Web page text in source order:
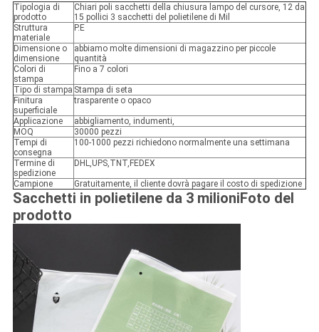
Tipologia di
prodotto
Chiari poli sacchetti della chiusura lampo del cursore, 12 da
15 pollici 3 sacchetti del polietilene di Mil
Struttura
materiale
P.E
Dimensione o
dimensione
abbiamo molte dimensioni di magazzino per piccole
quantità
Colori di
stampa
Fino a 7 colori
Tipo di stampa Stampa di seta
Finitura
superficiale
trasparente o opaco
Applicazione
abbigliamento, indumenti,
MOQ
30000 pezzi
Tempi di
consegna
100-1000 pezzi richiedono normalmente una settimana
Termine di
spedizione
DHL,UPS,TNT,FEDEX
Campione Gratuitamente, il cliente dovrà pagare il costo di spedizione
Sacchetti in polietilene da 3 milioniFoto del
prodotto